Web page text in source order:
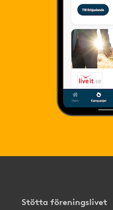
Stötta föreningslivet